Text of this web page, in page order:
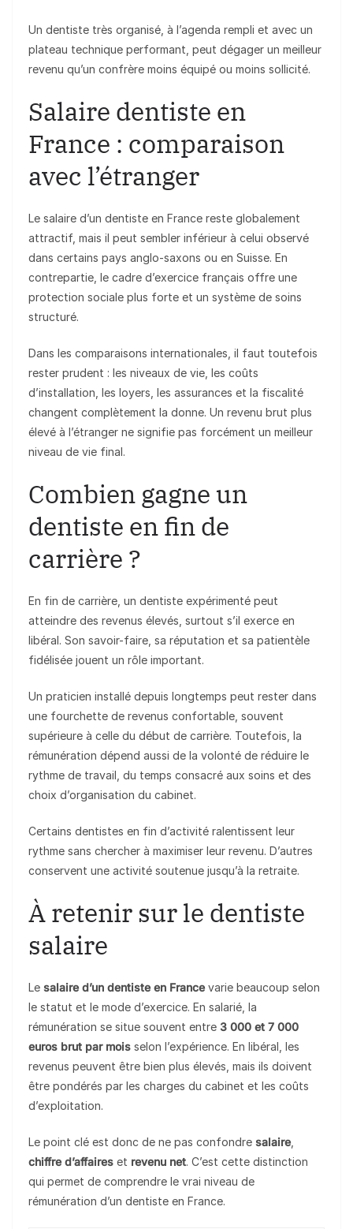
Un dentiste très organisé, à l’agenda rempli et avec un
plateau technique performant, peut dégager un meilleur
revenu qu’un confrère moins équipé ou moins sollicité.
Salaire dentiste en
France : comparaison
avec l’étranger
Le salaire d’un dentiste en France reste globalement
attractif, mais il peut sembler inférieur à celui observé
dans certains pays anglo-saxons ou en Suisse. En
contrepartie, le cadre d’exercice français offre une
protection sociale plus forte et un système de soins
structuré.
Dans les comparaisons internationales, il faut toutefois
rester prudent : les niveaux de vie, les coûts
d’installation, les loyers, les assurances et la fiscalité
changent complètement la donne. Un revenu brut plus
élevé à l’étranger ne signifie pas forcément un meilleur
niveau de vie final.
Combien gagne un
dentiste en fin de
carrière ?
En fin de carrière, un dentiste expérimenté peut
atteindre des revenus élevés, surtout s’il exerce en
libéral. Son savoir-faire, sa réputation et sa patientèle
fidélisée jouent un rôle important.
Un praticien installé depuis longtemps peut rester dans
une fourchette de revenus confortable, souvent
supérieure à celle du début de carrière. Toutefois, la
rémunération dépend aussi de la volonté de réduire le
rythme de travail, du temps consacré aux soins et des
choix d’organisation du cabinet.
Certains dentistes en fin d’activité ralentissent leur
rythme sans chercher à maximiser leur revenu. D’autres
conservent une activité soutenue jusqu’à la retraite.
À retenir sur le dentiste
salaire
Le salaire d’un dentiste en Francevarie beaucoup selon
le statut et le mode d’exercice. En salarié, la
rémunération se situe souvent entre 3 000 et 7 000
euros brut par mois selon l’expérience. En libéral, les
revenus peuvent être bien plus élevés, mais ils doivent
être pondérés par les charges du cabinet et les coûts
d’exploitation.
Le point clé est donc de ne pas confondre salaire,
chiffre d’affaires et revenu net. C’est cette distinction
qui permet de comprendre le vrai niveau de
rémunération d’un dentiste en France.